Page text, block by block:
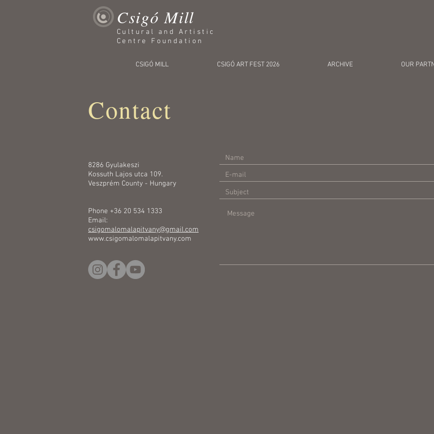
Csigó Mill
Cultural and Artistic
Centre Foundation
CSIGÓ MILL CSIGÓ ART FEST 2026 ARCHIVE OUR
Contact
8286 Gyulakeszi
Kossuth Lajos utca 109.
Veszprém County - Hungary
Phone +36 20 534 1333
Email:
csigomalomalapitvany@gmail.com
www.csigomalomalapitvany.com